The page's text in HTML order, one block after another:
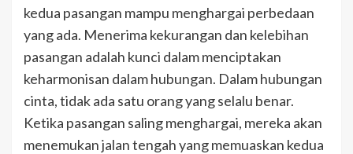
kedua pasangan mampu menghargai perbedaan
yang ada. Menerima kekurangan dan kelebihan
pasangan adalah kunci dalam menciptakan
keharmonisan dalam hubungan. Dalam hubungan
cinta, tidak ada satu orang yang selalu benar.
Ketika pasangan saling menghargai, mereka akan
menemukan jalan tengah yang memuaskan kedua